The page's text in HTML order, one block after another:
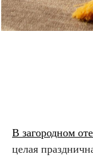
В загородном
целая